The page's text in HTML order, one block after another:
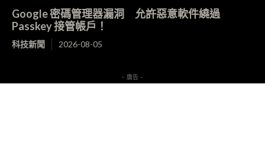
Google 密碼管理器漏洞 允許惡意軟件繞過
Passkey 接管帳戶！
科技新聞 2026-08-05
- 廣告 -